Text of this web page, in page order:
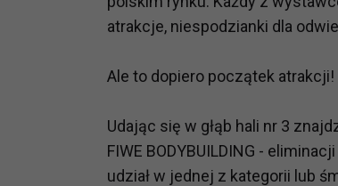
atrakcje, niespodzianki dla
Ale to dopiero początek atrakcji!
Udając się w głąb hali nr 3
FIWE BODYBUILDING -
udział w jednej z kategorii lub